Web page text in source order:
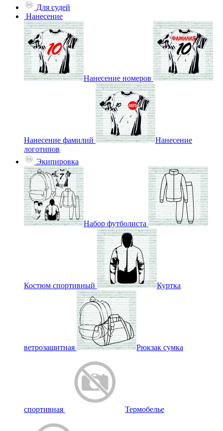
Для судей
Нанесение
Нанесение номеров
Нанесение фамилий
Нанесение
логотипов
Экипировка
Набор футболиста
Костюм спортивный Куртка
ветрозащитная Рюкзак сумка
спортивная Термобелье